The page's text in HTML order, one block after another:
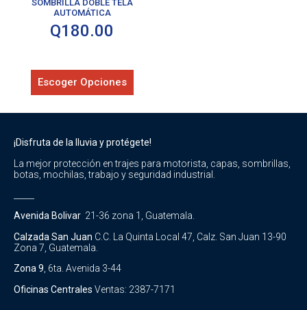
SOMBRILLA DOBLE TELA
AUTOMÁTICA
Q180.00
Escoger Opciones
¡Disfruta de la lluvia y protégete!
La mejor protección en trajes para motorista, capas, sombrillas,
botas, mochilas, trabajo y seguridad industrial.
Avenida Bolivar 21-36 zona 1, Guatemala.
Calzada San Juan C.C. La Quinta Local 47, Calz. San Juan 13-90
Zona 7, Guatemala.
Zona 9, 6ta. Avenida 3-44
Oficinas Centrales Ventas: 2387-7171